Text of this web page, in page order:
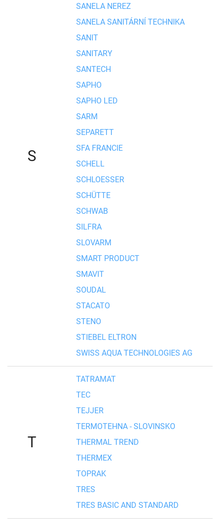
S
SANELA NEREZ
SANELA SANITÁRNÍ TECHNIKA
SANIT
SANITARY
SANTECH
SAPHO
SAPHO LED
SARM
SEPARETT
SFA FRANCIE
SCHELL
SCHLOESSER
SCHÜTTE
SCHWAB
SILFRA
SLOVARM
SMART PRODUCT
SMAVIT
SOUDAL
STACATO
STENO
STIEBEL ELTRON
SWISS AQUA TECHNOLOGIES AG
T
TATRAMAT
TEC
TEJJER
TERMOTEHNA - SLOVINSKO
THERMAL TREND
THERMEX
TOPRAK
TRES
TRES BASIC AND STANDARD